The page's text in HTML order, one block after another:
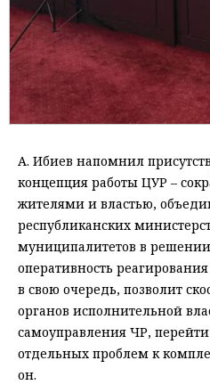
А. Ибиев напомнил
концепция работы ЦУР –
жителями и властью,
республиканских
муниципалитетов в
оперативность
в свою очередь, позволит
органов исполнительной
самоуправления ЧР,
отдельных проблем к
он.